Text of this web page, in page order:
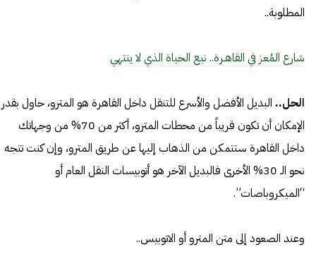
المطلوبة..
شارع المُعز في القاهـرة.. نبع الحياة الذي لا ينتهي
الحل.. البديل الأفضل والأسرع للتنقل داخل القاهرة هو المترو، حاول بقدر
الإمكان أن تكون قريباً من محطات المترو، أكثر من 70% من وجهاتك
داخل القاهرة ستتمكن من الذهاب إليها عن طريق المترو، وإن كنت تتجه
نحو الـ 30% الأخرى فالبديل الآخر هو أتوبيسات النقل العام أو
“الميكروباصات”.
وعند الصعود إلى متن المترو أو الاتوبيس..